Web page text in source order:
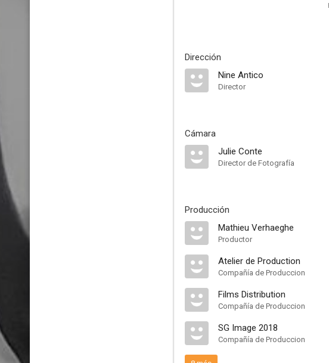
Dirección
Nine Antico
Director
Cámara
Julie Conte
Director de Fotografía
Producción
Mathieu Verhaeghe
Productor
Atelier de Production
Compañía de Produccion
Films Distribution
Compañía de Produccion
SG Image 2018
Compañía de Produccion